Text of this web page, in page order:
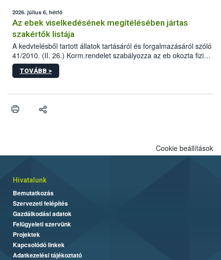
2026. július 6, hétfő
Az ebek viselkedésének megítélésében jártas
szakértők listája
A kedvtelésből tartott állatok tartásáról és forgalmazásáról szóló
41/2010. (II. 26.) Korm.rendelet szabályozza az eb okozta fizikai
sérülés, illetve ennek veszélye keletkezésekor felmerülő
hatósági feladatokat, valamint a veszélyes eb tartását és annak
vonni az ebek viselkedésének megítélésében jártas szakértőt.
TOVÁBB >
Cookie beállítások
Hivatalunk
Bemutatkozás
Szervezeti felépítés
Gazdálkodási adatok
Felügyeleti szervünk
Projektek
Kapcsolódó linkek
Adatkezelési tájékoztató